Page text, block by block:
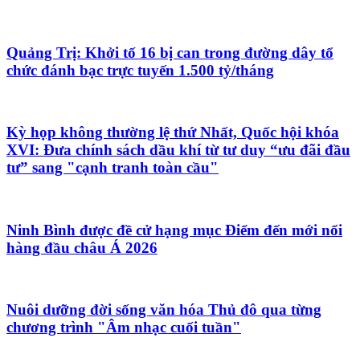
Quảng Trị: Khởi tố 16 bị can trong đường dây tổ
chức đánh bạc trực tuyến 1.500 tỷ/tháng
Kỳ họp không thường lệ thứ Nhất, Quốc hội khóa
XVI: Đưa chính sách dầu khí từ tư duy “ưu đãi đầu
tư” sang "cạnh tranh toàn cầu"
Ninh Bình được đề cử hạng mục Điểm đến mới nổi
hàng đầu châu Á 2026
Nuôi dưỡng đời sống văn hóa Thủ đô qua từng
chương trình "Âm nhạc cuối tuần"